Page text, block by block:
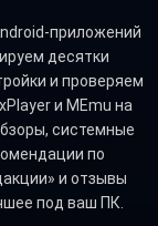
приложений
десятки
и проверяем
и MEmu на
системные
по
и отзывы
под ваш ПК.